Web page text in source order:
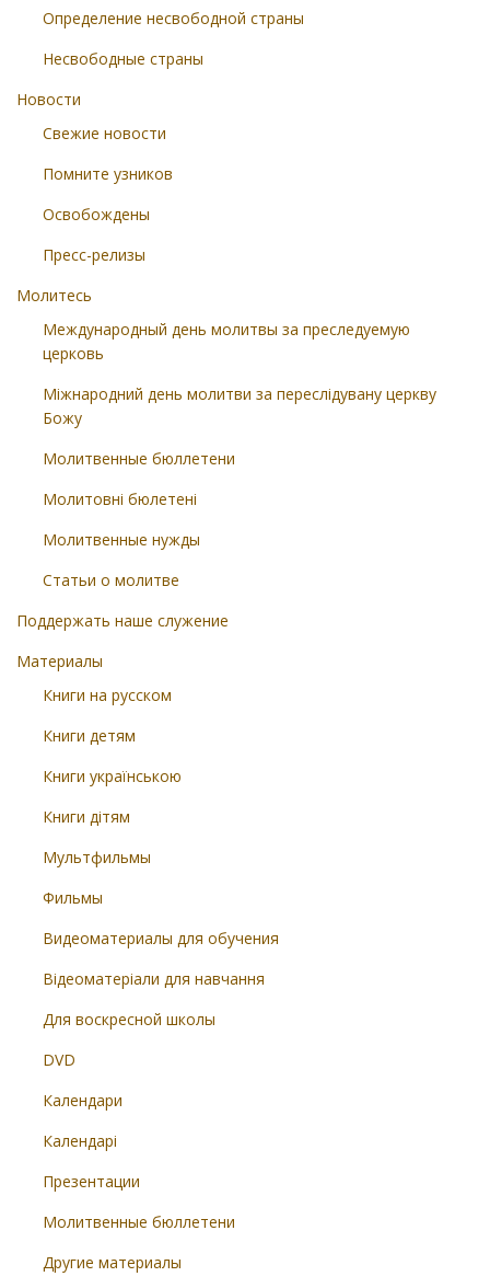
Определение несвободной страны
Несвободные страны
Новости
Свежие новости
Помните узников
Освобождены
Пресс-релизы
Молитесь
Международный день молитвы за преследуемую
церковь
Міжнародний день молитви за переслідувану церкву
Божу
Молитвенные бюллетени
Молитовні бюлетені
Молитвенные нужды
Статьи о молитве
Поддержать наше служение
Материалы
Книги на русском
Книги детям
Книги українською
Книги дітям
Мультфильмы
Фильмы
Видеоматериалы для обучения
Відеоматеріали для навчання
Для воскресной школы
DVD
Календари
Календарі
Презентации
Молитвенные бюллетени
Другие материалы